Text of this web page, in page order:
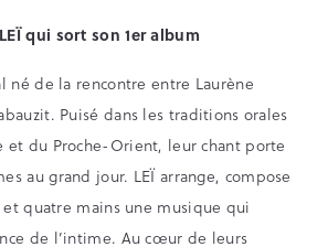
qui sort son 1er album
né de la rencontre entre Laurène
Puisé dans les traditions orales
et du Proche-Orient, leur chant porte
au grand jour. LEÏ arrange, compose
quatre mains une musique qui
de l’intime. Au cœur de leurs